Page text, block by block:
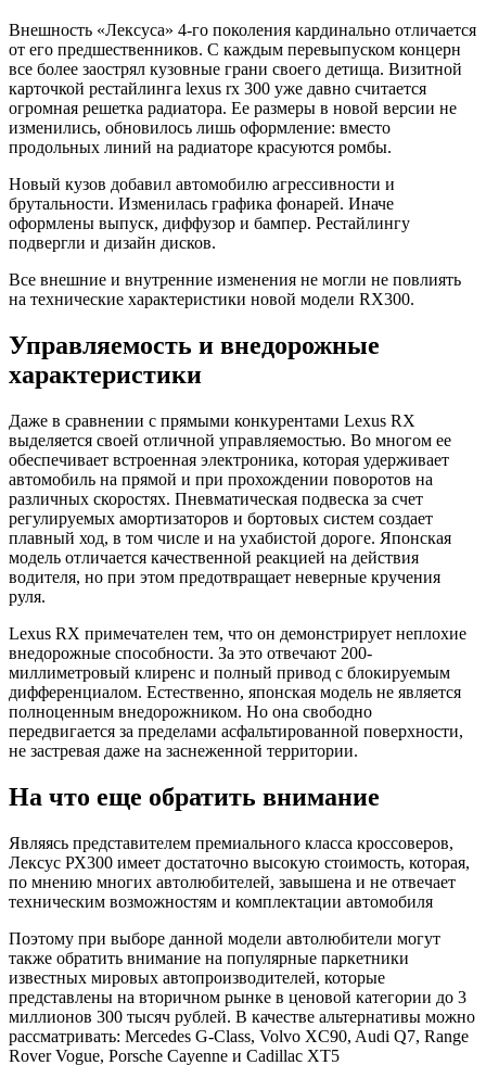
Внешность «Лексуса» 4-го поколения кардинально отличается
от его предшественников. С каждым перевыпуском концерн
все более заострял кузовные грани своего детища. Визитной
карточкой рестайлинга lexus rx 300 уже давно считается
огромная решетка радиатора. Ее размеры в новой версии не
изменились, обновилось лишь оформление: вместо
продольных линий на радиаторе красуются ромбы.
Новый кузов добавил автомобилю агрессивности и
брутальности. Изменилась графика фонарей. Иначе
оформлены выпуск, диффузор и бампер. Рестайлингу
подвергли и дизайн дисков.
Все внешние и внутренние изменения не могли не повлиять
на технические характеристики новой модели RX300.
Управляемость и внедорожные
характеристики
Даже в сравнении с прямыми конкурентами Lexus RX
выделяется своей отличной управляемостью. Во многом ее
обеспечивает встроенная электроника, которая удерживает
автомобиль на прямой и при прохождении поворотов на
различных скоростях. Пневматическая подвеска за счет
регулируемых амортизаторов и бортовых систем создает
плавный ход, в том числе и на ухабистой дороге. Японская
модель отличается качественной реакцией на действия
водителя, но при этом предотвращает неверные кручения
руля.
Lexus RX примечателен тем, что он демонстрирует неплохие
внедорожные способности. За это отвечают 200-
миллиметровый клиренс и полный привод с блокируемым
дифференциалом. Естественно, японская модель не является
полноценным внедорожником. Но она свободно
передвигается за пределами асфальтированной поверхности,
не застревая даже на заснеженной территории.
На что еще обратить внимание
Являясь представителем премиального класса кроссоверов,
Лексус РХ300 имеет достаточно высокую стоимость, которая,
по мнению многих автолюбителей, завышена и не отвечает
техническим возможностям и комплектации автомобиля
Поэтому при выборе данной модели автолюбители могут
также обратить внимание на популярные паркетники
известных мировых автопроизводителей, которые
представлены на вторичном рынке в ценовой категории до 3
миллионов 300 тысяч рублей. В качестве альтернативы можно
рассматривать: Mercedes G-Class, Volvo XC90, Audi Q7, Range
Rover Vogue, Porsche Cayenne и Cadillac XT5